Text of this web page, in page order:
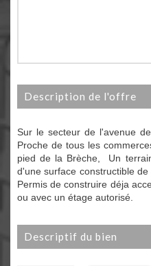
description de l'offre
Sur le secteur de l'avenue
Proche de tous les
pied de la Brèche, Un
d'une surface constructible
Permis de construire déja
ou avec un étage autorisé.
descriptif du bien